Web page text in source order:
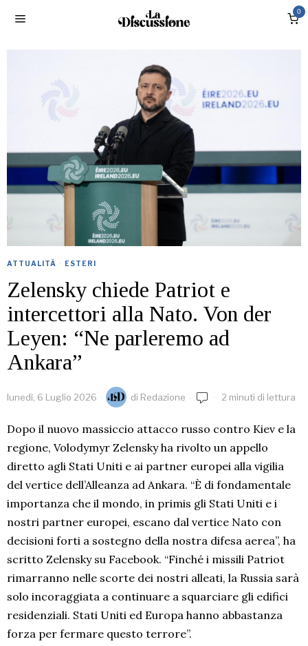
0
ATTUALITÀ · ESTERI
Zelensky chiede Patriot e
intercettori alla Nato. Von der
Leyen: “Ne parleremo ad
Ankara”
lunedì, 6 Luglio 2026 di Redazione 2 minuti di lettura
Dopo il nuovo massiccio attacco russo contro Kiev e la
regione, Volodymyr Zelensky ha rivolto un appello
diretto agli Stati Uniti e ai partner europei alla vigilia
del vertice dell’Alleanza ad Ankara. “È di fondamentale
importanza che il mondo, in primis gli Stati Uniti e i
nostri partner europei, escano dal vertice Nato con
decisioni forti a sostegno della nostra difesa aerea”, ha
scritto Zelensky su Facebook. “Finché i missili Patriot
rimarranno nelle scorte dei nostri alleati, la Russia sarà
solo incoraggiata a continuare a squarciare gli edifici
residenziali. Stati Uniti ed Europa hanno abbastanza
forza per fermare questo terrore”.